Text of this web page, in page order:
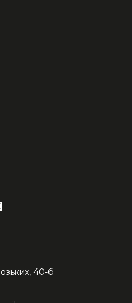
40-б